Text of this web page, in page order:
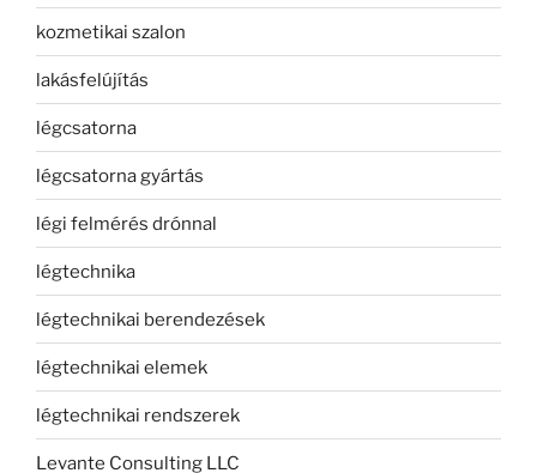
kozmetikai szalon
lakásfelújítás
légcsatorna
légcsatorna gyártás
légi felmérés drónnal
légtechnika
légtechnikai berendezések
légtechnikai elemek
légtechnikai rendszerek
Levante Consulting LLC